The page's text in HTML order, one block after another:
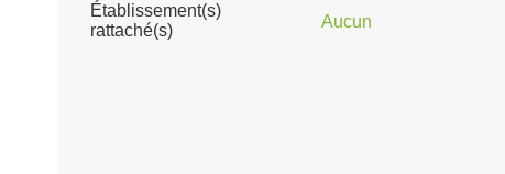
Établissement(s)
rattaché(s)
Aucun